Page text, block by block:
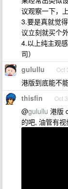
议观察一下，
3.要是真就觉
议立刻就买个外
4.以上纯主观
司）
gulullu Oct
港版到底能不
thisfin Oct
@gulullu 港版
的吧, 油管有